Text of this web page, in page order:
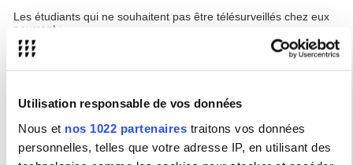
Utilisation responsable de vos données
Nous et nos 1022 partenaires traitons vos données
personnelles, telles que votre adresse IP, en utilisant des
Les étudiants qui ne souhaitent pas être télésurveillés chez eux
pourront :
Composer dans un campus connecté (voir
https://www.enseignementsup-recherche.gouv.fr/fr/se-
former-dans-les-campus-connectes-46381). Il appartient
proche de son domicile et d’organiser les épreuves aux
horaires indiqués par la Sorbonne Nouvelle
Passer leurs examens en présence (si le calendrier des
épreuves le permet) en répondant à un formulaire de
renonciation dans un délai limité. Les modalités de cette
renonciation vous seront communiquées ultérieurement